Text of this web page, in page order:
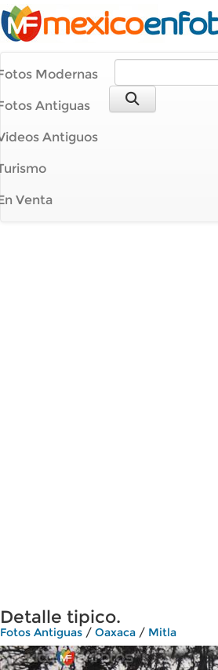
Modernas
Antiguas
Antiguos
Venta
Detalle tipico.
Fotos Antiguas / Oaxaca / Mitla